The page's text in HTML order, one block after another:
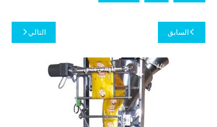
تصفّح
المقالات
السابق التالي